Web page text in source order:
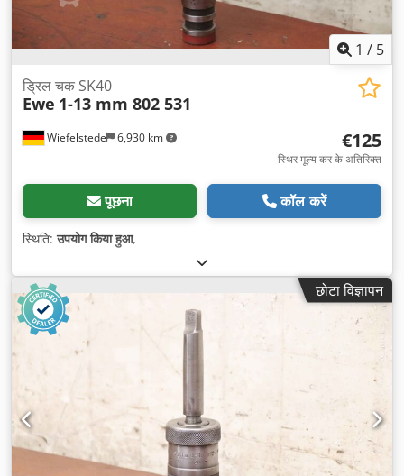
1 / 5
Wiefelstede 6,930 km
ड्रिल चक SK40
Ewe 1-13 mm 802 531
€125
स्थिर मूल्य कर के अतिरिक्त
पूछना कॉल करें
स्थिति:उपयोग किया हुआ,
छोटा विज्ञापन